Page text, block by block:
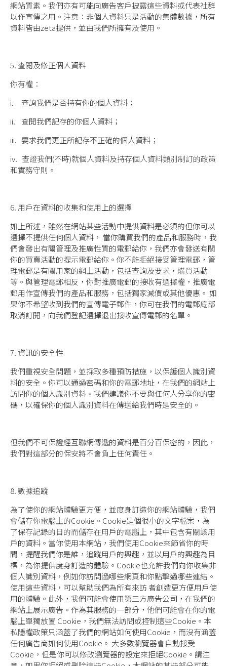
網站質素。我們亦有可能向廣告客戶披露這些資料或代表社群
以作宣傳之用。注意：非個人資料只是活動的集體數據，所有
資料皆由zeta提供，並由我們所擁有及使用。
5. 查閱及修正個人資料
你有權：
i. 查詢我們是否持有你的個人資料；
ii. 查閱我們記存的你個人資料；
iii. 要求我們更正所記存不正確的個人資料；
iv. 查證我們(不時)就個人資料及持存個人資料類別制訂的政策
和實務守則。
6. 用戶在資料的收集和使用上的選擇
如上所述，雖然在網站某些活動中提供資料是必須的但你可以
選擇不提供任何個人資料， 當你購買我們的產品和服務時，我
們會發出有關管理及推廣性質的電郵給你，我們亦會發送有關
你的買賣活動的提示電郵給你。你不能拒絕接受管理電郵，管
理電郵是有關用家的網上活動，包括查詢及要求，購買活動
等。與管理電郵相反，你對推廣電郵的接收有選擇權，推廣電
郵用作宣傳我們的產品和服務，包括獨家減價或其他優惠。 如
果你不希望收到我們的宣傳電子郵件，你可在我們的電郵底部
取消訂閱，向我們登記選擇退出接收宣傳電郵的名單。
7. 資訊的安全性
我們重視安全問題，並採取多種預防措施，以保護個人識別資
料的安全。你可以通過密碼和你的電郵地址，在我們的網站上
訪問你的個人識別資料。我們建議你不要與任何人分享你的密
碼，以確保你的個人識別資料在傳送給我們時是安全的。
但我們不可保證經互聯網傳遞的資料是百分百保密的，因此，
我們對這部分的保安將不會負上任何責任。
8. 數據追蹤
為了使你的網站體驗更方便，並度身訂造你的網站體驗，我們
會儲存你電腦上的Cookie。Cookie是個很小的文字檔案，為
了保存記錄的目的而儲存在用戶的電腦上，其中包含有關該用
戶的資料。當你使用本網站，我們使用Cookie來節省你的時
間，提醒我們你是誰，追蹤用戶的興趣，並以用戶的興趣為目
標，為你提供度身訂造的體驗。Cookie也允許我們向你收集非
個人識別資料，例如你訪問過哪些網頁和你點擊過哪些連結。
使用這些資料，可以幫助我們為所有來訪 者創造更方便用戶使
用的體驗。此外，我們可能會使用第三方廣告公司，在我們的
網站上展示廣告。作為其服務的一部分，他們可能會在你的電
腦上單獨放置 Cookie，我們無法訪問或控制這些Cookie。本
私隱權政策只涵蓋了我們的網站如何使用Cookie，而沒有涵蓋
任何廣告商如何使用Cookie。 大多數瀏覽器會自動接受
Cookie，但是你可以修改瀏覽器的設定來拒絕Cookie。請注